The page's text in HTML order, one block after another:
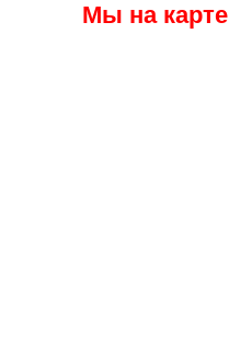
Мы на карте